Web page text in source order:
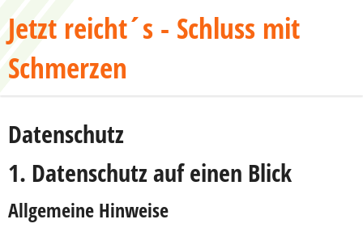
Jetzt reicht´s - Schluss mit
Schmerzen
Datenschutz
1. Datenschutz auf einen Blick
Allgemeine Hinweise